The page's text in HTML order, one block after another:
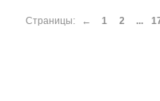
Страницы: ← 1 2 ...